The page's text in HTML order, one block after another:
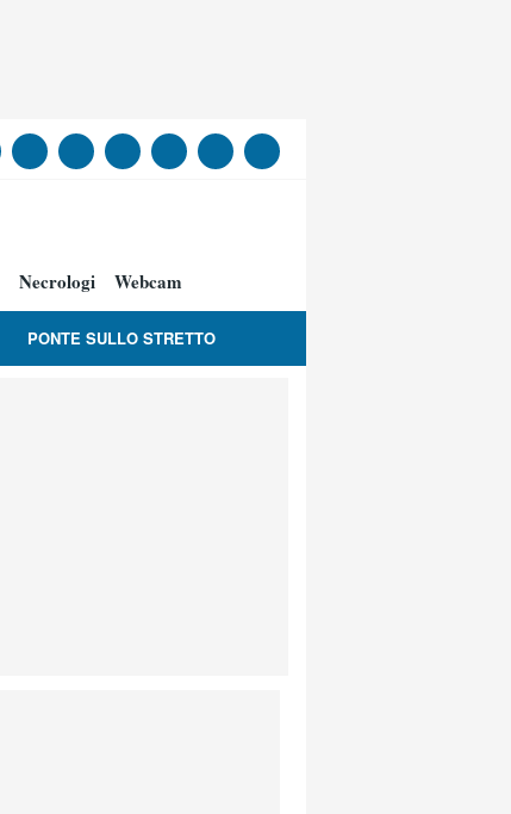
Necrologi Webcam
PONTE SULLO STRETTO